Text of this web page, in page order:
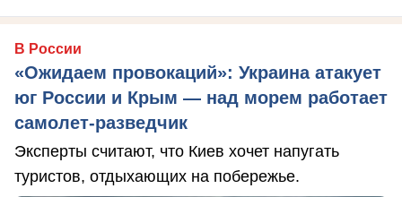
В России
«Ожидаем провокаций»: Украина атакует
юг России и Крым — над морем работает
самолет-разведчик
Эксперты считают, что Киев хочет напугать
туристов, отдыхающих на побережье.